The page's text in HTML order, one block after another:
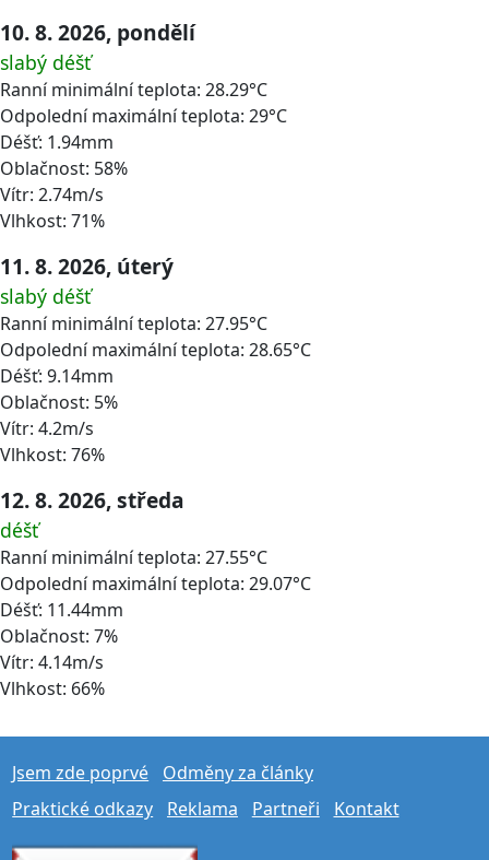
10. 8. 2026, pondělí
slabý déšť
Ranní minimální teplota: 28.29°C
Odpolední maximální teplota: 29°C
Déšť: 1.94mm
Oblačnost: 58%
Vítr: 2.74m/s
Vlhkost: 71%
11. 8. 2026, úterý
slabý déšť
Ranní minimální teplota: 27.95°C
Odpolední maximální teplota: 28.65°C
Déšť: 9.14mm
Oblačnost: 5%
Vítr: 4.2m/s
Vlhkost: 76%
12. 8. 2026, středa
déšť
Ranní minimální teplota: 27.55°C
Odpolední maximální teplota: 29.07°C
Déšť: 11.44mm
Oblačnost: 7%
Vítr: 4.14m/s
Vlhkost: 66%
Jsem zde poprvé
Odměny za články
Praktické odkazy
Reklama Partneři Kontakt